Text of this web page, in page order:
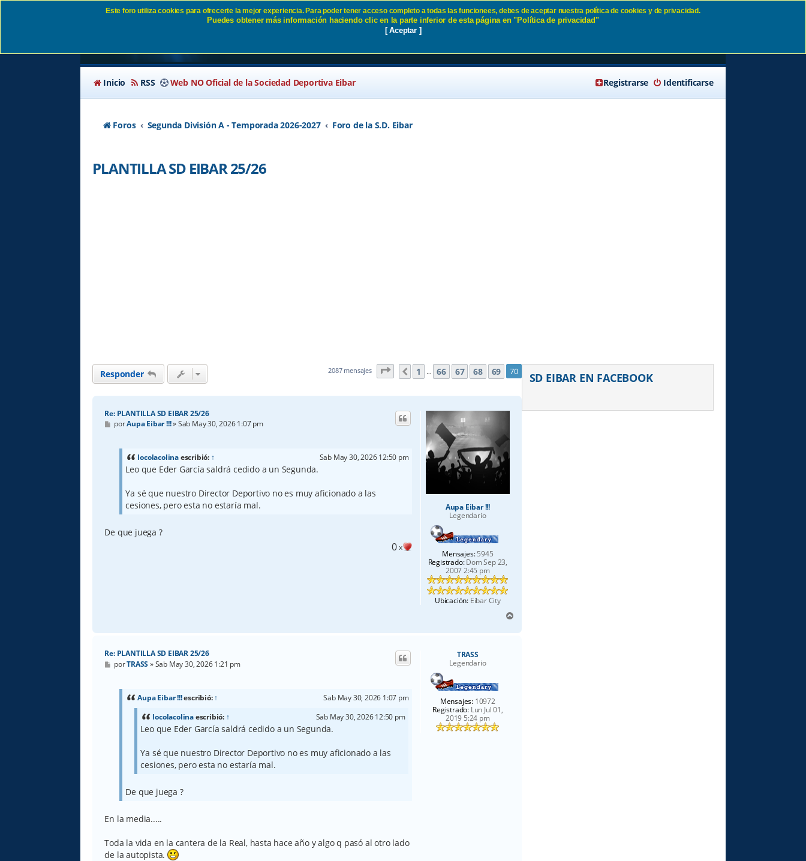
PLANTILLA SD EIBAR 25/26 - Página 70 SD Eibar
Inicio RSS Web NO Oficial de la Sociedad Deportiva Eibar Identificarse
Registrarse
Foros Segunda División A - Temporada 2026-2027 Foro de la S.D. Eibar
PLANTILLA SD EIBAR 25/26
Responder 2087 mensajes Página 70de70
Anterior
1 … 66 67 68 69 70
Aupa Eibar !!!
Legendario
Mensajes:5945
Registrado:Dom Sep 23,
2007 2:45 pm
Ubicación:Eibar City
Re: PLANTILLA SD EIBAR 25/26
M
e
porAupa Eibar !!!»Sab May 30, 2026 1:07 pm
locolacolinaescribió: ↑ Sab May 30, 2026 12:50 pm
Leo que Eder García saldrá cedido a un Segunda.
Ya sé que nuestro Director Deportivo no es muy aficionado a las
cesiones, pero esta no estaría mal.
De que juega ?
0x
r
TRASS
Legendario
Mensajes: 10972
Registrado:Lun Jul 01,
2019 5:24 pm
Re: PLANTILLA SD EIBAR 25/26
M
e
porTRASS »Sab May 30, 2026 1:21 pm
Aupa Eibar !!!escribió:↑
Sab May 30, 2026 1:07 pm
locolacolinaescribió: ↑ Sab May 30, 2026 12:50 pm
Leo que Eder García saldrá cedido a un Segunda.
Ya sé que nuestro Director Deportivo no es muy aficionado a las
cesiones, pero esta no estaría mal.
De que juega ?
En la media.....
Toda la vida en la cantera de la Real, hasta hace año y algo q pasó al otro lado
de la autopista.
SD EIBAR EN FACEBOOK
Este foro utiliza cookies para ofrecerte la mejor experiencia. Para poder tener acceso completo a todas las funcionees, debes de aceptar nuestra política de cookies y de privacidad.
Puedes obtener más información haciendo clic en la parte inferior de esta página en "Política de privacidad"
[ Aceptar ]